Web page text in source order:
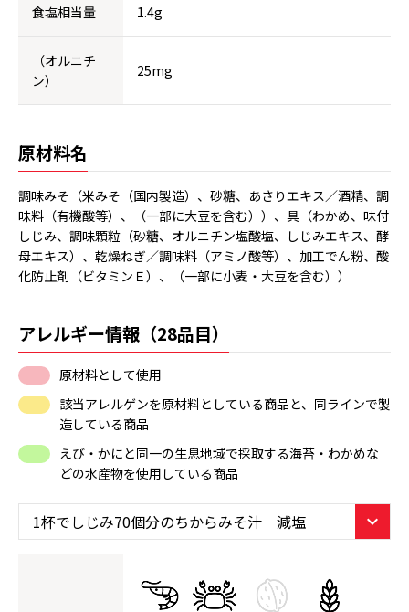
食塩相当量 1.4g
（オルニチ
ン）
25mg
原材料名
調味みそ（米みそ（国内製造）、砂糖、あさりエキス／酒精、調
味料（有機酸等）、（一部に大豆を含む））、具（わかめ、味付
しじみ、調味顆粒（砂糖、オルニチン塩酸塩、しじみエキス、酵
母エキス）、乾燥ねぎ／調味料（アミノ酸等）、加工でん粉、酸
化防止剤（ビタミンＥ）、（一部に小麦・大豆を含む））
アレルギー情報（28品目）
原材料として使用
該当アレルゲンを原材料としている商品と、同ラインで製
造している商品
えび・かにと同一の生息地域で採取する海苔・わかめな
どの水産物を使用している商品